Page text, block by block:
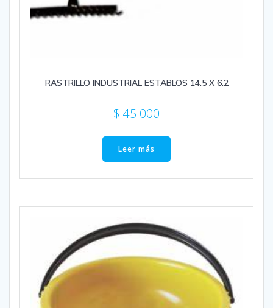
RASTRILLO INDUSTRIAL ESTABLOS 14.5 X 6.2
$ 45.000
Leer más